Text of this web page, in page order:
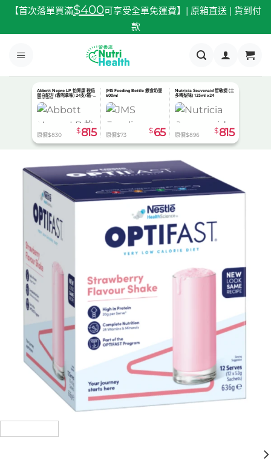
內
【首次落單買滿$400可享受全單免運費】| 原箱直送 | 貨到付
款
Abbott Nepro LP 怡腎康 較低
蛋白配方 (雲呢拿味) 24支/箱-
預定貨品
原價$830 815
JMS Feeding Bottle 餵食奶壺
600ml
原價$73 $65
Nutricia Souvenaid 智敏捷 (士
多啤梨味) 125ml x24
原價$896 $815